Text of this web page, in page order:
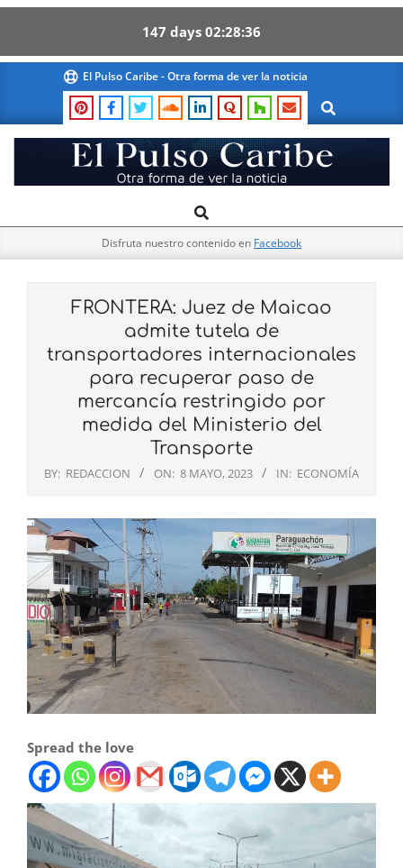
147 days 02 28 35
content
El Pulso Caribe - Otra forma de ver la noticia
Search
El
Pulso
Navigation
Search
Disfruta nuestro contenido en Facebook
FRONTERA: Juez de Maicao
admite tutela de
transportadores internacionales
para recuperar paso de
mercancía restringido por
medida del Ministerio del
Transporte
BY: REDACCION ON: 8 MAYO, 2023 IN: ECONOMÍA
Spread the love